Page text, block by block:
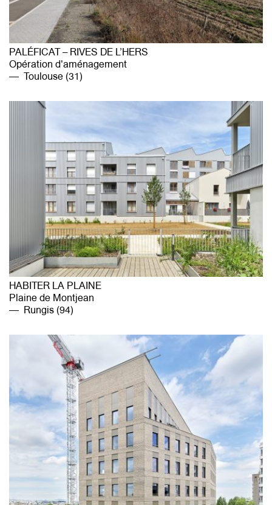
PALÉFICAT – RIVES DE L’HERS
Opération d'aménagement
Toulouse (31)
HABITER LA PLAINE
Plaine de Montjean
Rungis (94)